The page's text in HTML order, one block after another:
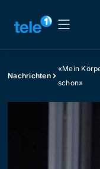
Nachrichten
«Mein
schon»